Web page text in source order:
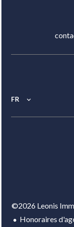
FR
©2026 Leonis
Honoraires